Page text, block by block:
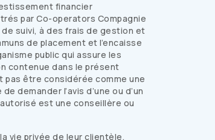
financier
par Co-operators Compagnie
suivi, à des frais de gestion et
de placement et l’encaisse
public qui assure les
contenue dans le présent
pas être considérée comme une
demander l’avis d’une ou d’un
est une conseillère ou
vie privée de leur clientèle,